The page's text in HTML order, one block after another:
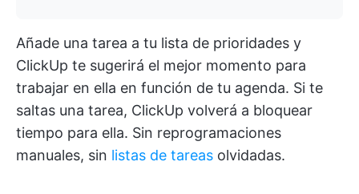
Añade una tarea a tu lista de prioridades y
ClickUp te sugerirá el mejor momento para
trabajar en ella en función de tu agenda. Si te
saltas una tarea, ClickUp volverá a bloquear
tiempo para ella. Sin reprogramaciones
manuales, sin listas de tareas olvidadas.